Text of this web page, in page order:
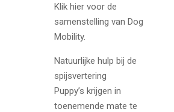
Klik hier voor de
samenstelling van Dog
Mobility.
Natuurlijke hulp bij de
spijsvertering
Puppy’s krijgen in
toenemende mate te